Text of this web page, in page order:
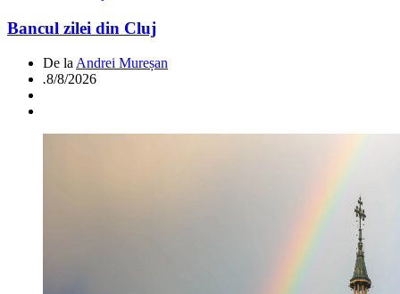
Bancul zilei din Cluj
De la Andrei Mureșan
.8/8/2026